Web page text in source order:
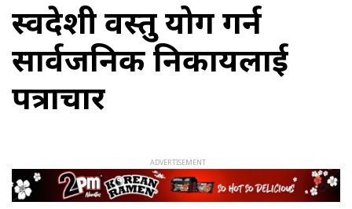
स्वदेशी वस्तु प्रयोग गर्न
सार्वजनिक निकायलाई
पत्राचार